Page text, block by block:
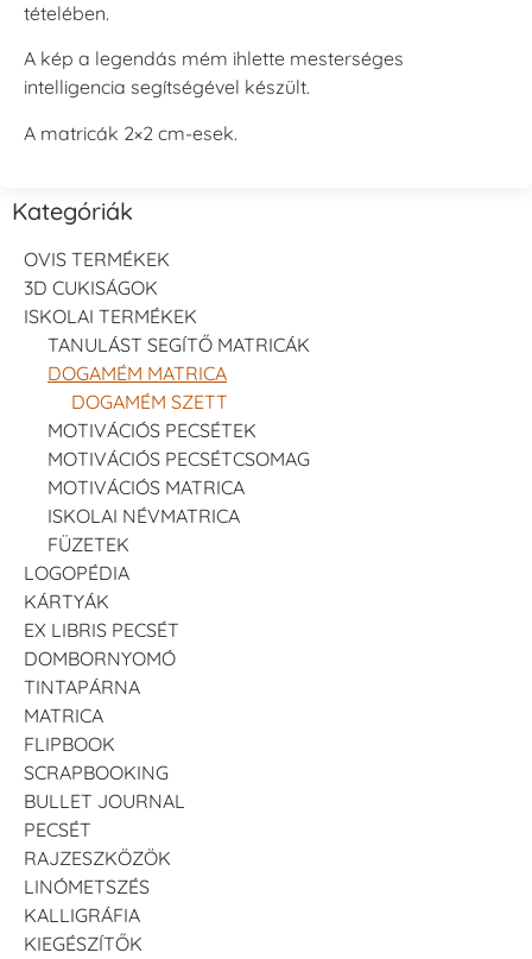
tételében.
A kép a legendás mém ihlette mesterséges
intelligencia segítségével készült.
A matricák 2×2 cm-esek.
Kategóriák
OVIS TERMÉKEK
3D CUKISÁGOK
ISKOLAI TERMÉKEK
TANULÁST SEGÍTŐ MATRICÁK
DOGAMÉM MATRICA
DOGAMÉM SZETT
MOTIVÁCIÓS PECSÉTEK
MOTIVÁCIÓS PECSÉTCSOMAG
MOTIVÁCIÓS MATRICA
ISKOLAI NÉVMATRICA
FÜZETEK
LOGOPÉDIA
KÁRTYÁK
EX LIBRIS PECSÉT
DOMBORNYOMÓ
TINTAPÁRNA
MATRICA
FLIPBOOK
SCRAPBOOKING
BULLET JOURNAL
PECSÉT
RAJZESZKÖZÖK
LINÓMETSZÉS
KALLIGRÁFIA
KIEGÉSZÍTŐK